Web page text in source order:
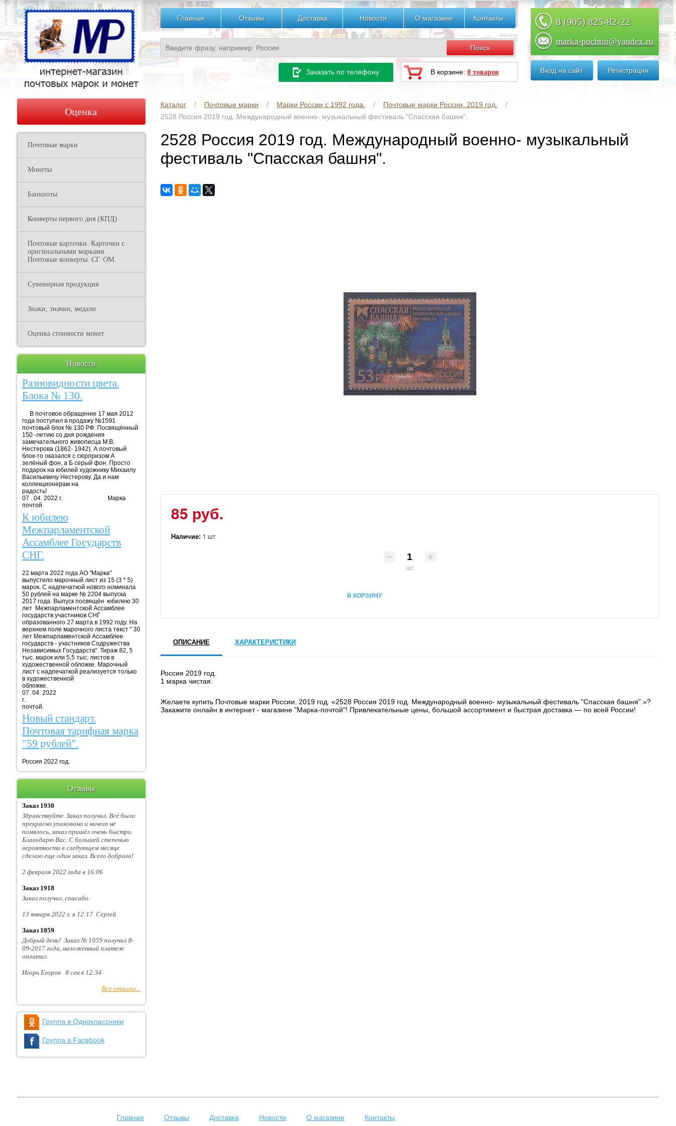
Главная Отзывы Доставка Новости О магазине Контакты 8 (905) 825-82-22
marka-pochtoi@yandex.ru
Вход на сайт Регистрация
Заказать по телефону В корзине: 0 товаров
Каталог Почтовые марки Марки России с 1992 года.
Почтовые марки России. 2019 год.
2528 Россия 2019 год. Международный военно- музыкальный фестиваль "Спасская башня".
2528 Россия 2019 год. Международный военно- музыкальный
фестиваль "Спасская башня".
85 руб.
Наличие: 1 шт
шт
В КОРЗИНУ
ОПИСАНИЕ ХАРАКТЕРИСТИКИ
Россия 2019 год.
1 марка чистая.
Желаете купить Почтовые марки России. 2019 год. «2528 Россия 2019 год. Международный военно- музыкальный фестиваль "Спасская башня".»?
Закажите онлайн в интернет - магазине "Марка-почтой"! Привлекательные цены, большой ассортимент и быстрая доставка — по всей России!
Оценка
Почтовые марки
Монеты
Банкноты
Конверты первого дня (КПД)
Почтовые карточки. Карточки с
оригинальными марками.
Почтовые конверты. СГ. ОМ.
Сувенирная продукция
Знаки, значки, медали
Оценка стоимости монет
Новости
Разновидности цвета.
Блока № 130.
В почтовое обращение 17 мая 2012
года поступил в продажу №1591
почтовый блок № 130 РФ. Посвящённый
150 -летию со дня рождения
замечательного живописца М.В.
Нестерова (1862- 1942). А почтовый
блок-то оказался с сюрпризом А
зелёный фон, а Б серый фон. Просто
подарок на юбилей художнику Михаилу
Васильевичу Нестерову. Да и нам
коллекционерам на
радость!
07 . 04. 2022 г. Марка
почтой.
К юбилею
Межпарламентской
Ассамблее Государств
СНГ.
22 марта 2022 года АО "Марка"
выпустило марочный лист из 15 (3 * 5)
марок. С надпечаткой нового номинала
50 рублей на марке № 2204 выпуска
2017 года. Выпуск посвящён юбилею 30
лет Межпарламентской Ассамблее
государств участников СНГ
образованного 27 марта в 1992 году. На
верхнем поле марочного листа текст " 30
лет Межпарламентской Ассамблее
государств - участников Содружества
Независимых Государств". Тираж 82, 5
тыс. марок или 5,5 тыс. листов в
художественной обложке. Марочный
лист с надпечаткой реализуется только
в художественной
обложке.
07. 04. 2022
г. Марка
почтой.
Новый стандарт.
Почтовая тарифная марка
"59 рублей".
Россия 2022 год.
Отзывы
Заказ 1930
Здравствуйте. Заказ получил. Всё было
прекрасно упаковано и ничего не
помялось, заказ пришёл очень быстро.
Благодарю Вас. С большей степенью
вероятности в следующем месяце
сделаю еще один заказ. Всего доброго!
2 февраля 2022 года в 16:06
Заказ 1918
Заказ получил, спасибо.
13 января 2022 г. в 12:17 Сергей
Заказ 1059
Добрый день! Заказ № 1059 получил 8-
09-2017 года, наложенный платеж
оплатил.
Игорь Егоров 8 сен в 12:34
Все отзывы...
Группа в Одноклассники
Группа в Facebook
Главная Отзывы Доставка Новости О магазине Контакты